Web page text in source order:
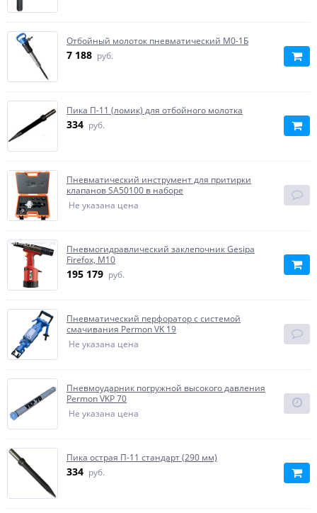
Отбойный молоток пневматический М0-1Б
7 188 руб.
Пика П-11 (ломик) для отбойного молотка
334 руб.
Пневматический инструмент для притирки
клапанов SA50100 в наборе
Не указана цена
Пневмогидравлический заклепочник Gesipa
Firefox, M10
195 179 руб.
Пневматический перфоратор с системой
смачивания Permon VK 19
Не указана цена
Пневмоударник погружной высокого давления
Permon VKP 70
Не указана цена
Пика острая П-11 стандарт (290 мм)
334 руб.